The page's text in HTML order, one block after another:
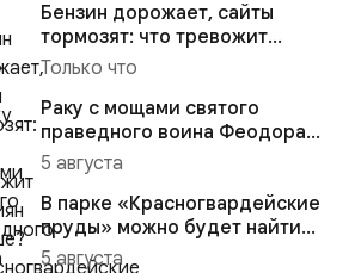
Бензин дорожает, сайты
тормозят: что тревожит
россиян больше?
Только что
Раку с мощами святого
праведного воина Феодора
Ушакова доставили в
Кафедраль...
5 августа
В парке «Красногвардейские
пруды» можно будет найти
настоящего друга
5 августа